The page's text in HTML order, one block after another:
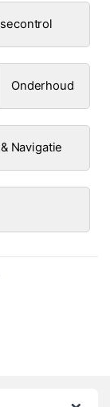
Onderhoud
Navigatie